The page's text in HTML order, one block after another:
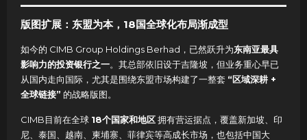
版图扩展：东盟为本，18国全球化布局渐成型
如今的 CIMB Group Holdings Berhad，已然跃升为东南亚最具
影响力的投资银行之一。其总部依旧设于吉隆坡，但业务重心早已
从国内走向国际，尤其是围绕东盟市场构建了一整套 “区域深耕 +
全球链接” 的战略版图。
CIMB目前在全球 18个国家和地区拥有营运据点，覆盖新加坡、印
尼、泰国、越南、柬埔寨、菲律宾等高成长市场，也包括中国大